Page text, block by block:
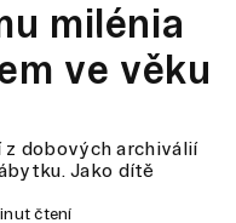
milénia
ve věku
dobových archiválií
Jako dítě
čtení